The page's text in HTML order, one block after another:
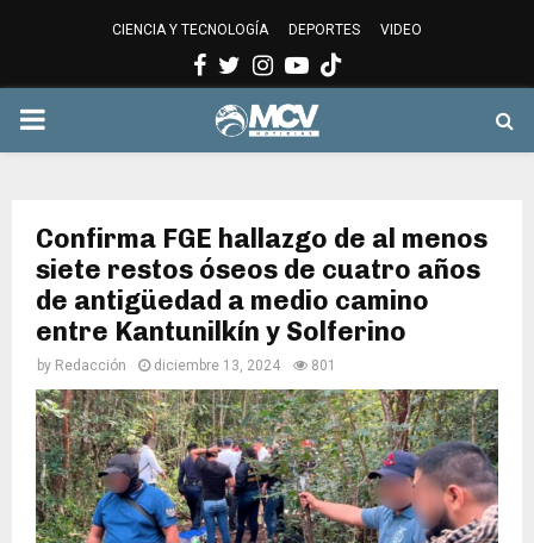
CIENCIA Y TECNOLOGÍA DEPORTES VIDEO
Facebook
Twitter
Instagram
Youtube
PRIMARY
Confirma FGE hallazgo de al menos
siete restos óseos de cuatro años
de antigüedad a medio camino
entre Kantunilkín y Solferino
by Redacción diciembre 13, 2024 801